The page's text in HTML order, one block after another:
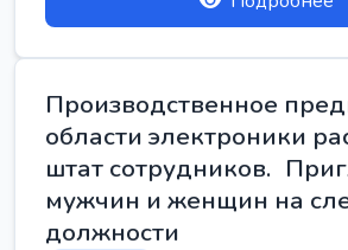
Производственное
области электроники
штат сотрудников.
мужчин и женщин на
должности